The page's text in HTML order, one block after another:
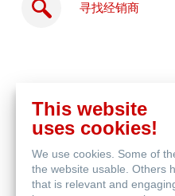
寻找经销商
线
购
买
This website
uses cookies!
We use cookies. Some of
the website usable. Others
that is relevant and